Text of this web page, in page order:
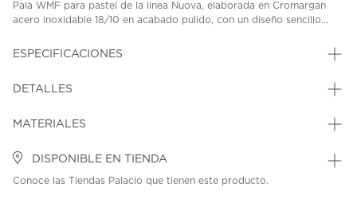
Pala WMF para pastel de la línea Nuova, elaborada en Cromargan
acero inoxidable 18/10 en acabado pulido, con un diseño sencillo...
ESPECIFICACIONES
DETALLES
MATERIALES
DISPONIBLE EN TIENDA
Conoce las Tiendas Palacio que tienen este producto.